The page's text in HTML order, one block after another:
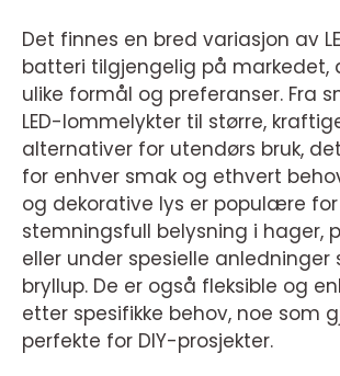
Det finnes en bred variasjon av
batteri tilgjengelig på markedet,
ulike formål og preferanser. Fra
LED-lommelykter til større,
alternativer for utendørs bruk,
for enhver smak og ethvert
og dekorative lys er populære
stemningsfull belysning i hager,
eller under spesielle anledninger
bryllup. De er også fleksible og
etter spesifikke behov, noe som
perfekte for DIY-prosjekter.